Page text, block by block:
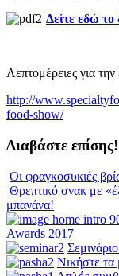
Δείτε εδώ
Λεπτομέρειες για
http://
food-show/
Διαβάστε επίσης!
Οι φραγκοσυκιές
Θρεπτικό σνακ με
μπανάνα!
Awards 2017
Νικήστε τα